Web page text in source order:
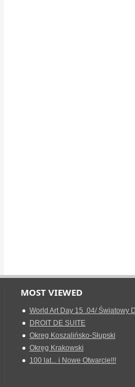
MOST VIEWED
World Art Day 15 .04/ Światowy
DROIT DE SUITE
Okreg Koszalińsko-Słupski
Okręg Krakowski
100 lat... i Nowe Otwarcie!!!